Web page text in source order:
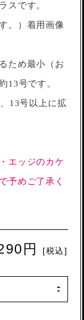
スです。
。）着用画像
ため最小（お
13号です。
13号以上に拡
エッジのカケ
予めご了承く
円 [税込]